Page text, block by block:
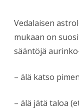
Vedalaisen
mukaan on
sääntöjä
– älä katso
– älä jätä taloa